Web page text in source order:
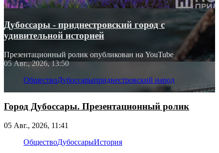
Дубоссары - приднестровский город с
удивительной историей
Презентационный ролик опубликован на YouTube
05 Авг., 2026, 13:50
ОбществоДубоссарыприднестровский народ
Город Дубоссары. Презентационный ролик
05 Авг., 2026, 11:41
ОбществоДубоссарыИстория